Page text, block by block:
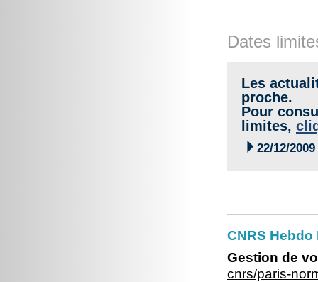
Dates
Les
proche.
Pour
limites,
 22/12/2009
CNRS
Gestion de
cnrs/paris-